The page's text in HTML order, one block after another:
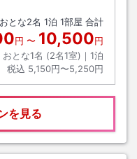
おとな2名 1泊 1部屋 合計
円 〜 10,500円
おとな1名 (2名1室)｜ 1泊
税込 5,150円〜5,250円
を見る